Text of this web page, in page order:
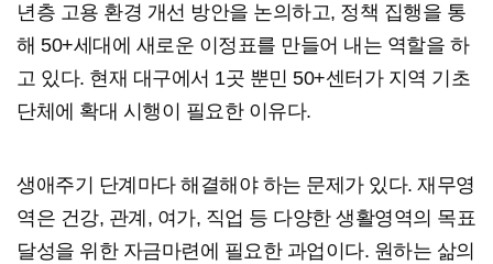
년층 고용 환경 개선 방안을 논의하고, 정책 집행을 통
해 50+세대에 새로운 이정표를 만들어 내는 역할을 하
고 있다. 현재 대구에서 1곳 뿐민 50+센터가 지역 기초
단체에 확대 시행이 필요한 이유다.
생애주기 단계마다 해결해야 하는 문제가 있다. 재무영
역은 건강, 관계, 여가, 직업 등 다양한 생활영역의 목표
달성을 위한 자금마련에 필요한 과업이다. 원하는 삶의